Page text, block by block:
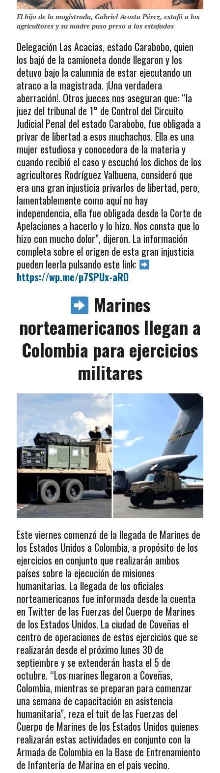
El hijo de la magistrada, Gabriel Acosta Pérez, estafó a los
agricultores y su madre puso preso a los estafados
Delegación Las Acacias, estado Carabobo, quien
los bajó de la camioneta donde llegaron y los
detuvo bajo la calumnia de estar ejecutando un
atraco a la magistrada. ¡Una verdadera
aberración!. Otros jueces nos aseguran que: “la
juez del tribunal de 1° de Control del Circuito
Judicial Penal del estado Carabobo, fue obligada a
privar de libertad a esos muchachos. Ella es una
mujer estudiosa y conocedora de la materia y
cuando recibió el caso y escuchó los dichos de los
agricultores Rodríguez Valbuena, consideró que
era una gran injusticia privarlos de libertad, pero,
lamentablemente como aquí no hay
independencia, ella fue obligada desde la Corte de
Apelaciones a hacerlo y lo hizo. Nos consta que lo
hizo con mucho dolor”, dijeron. La información
completa sobre el origen de esta gran injusticia
pueden leerla pulsando este link:
https://wp.me/p7SPUx-aRD
Marines
norteamericanos llegan a
Colombia para ejercicios
militares
Este viernes comenzó de la llegada de Marines de
los Estados Unidos a Colombia, a propósito de los
ejercicios en conjunto que realizarán ambos
países sobre la ejecución de misiones
humanitarias. La llegada de los oficiales
norteamericanos fue informada desde la cuenta
en Twitter de las Fuerzas del Cuerpo de Marines
de los Estados Unidos. La ciudad de Coveñas el
centro de operaciones de estos ejercicios que se
realizarán desde el próximo lunes 30 de
septiembre y se extenderán hasta el 5 de
octubre. “Los marines llegaron a Coveñas,
Colombia, mientras se preparan para comenzar
una semana de capacitación en asistencia
humanitaria”, reza el tuit de las Fuerzas del
Cuerpo de Marines de los Estados Unidos quienes
realizarán estas actividades en conjunto con la
Armada de Colombia en la Base de Entrenamiento
de Infantería de Marina en el pais vecino.